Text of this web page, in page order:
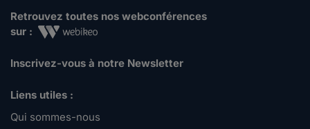
Retrouvez toutes nos webconférences
sur :
Inscrivez-vous à notre Newsletter
Liens utiles :
Qui sommes-nous